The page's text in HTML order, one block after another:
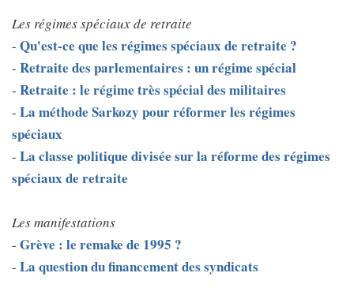
Les régimes spéciaux de retraite
- Qu'est-ce que les régimes spéciaux de retraite ?
- Retraite des parlementaires : un régime spécial
- Retraite : le régime très spécial des militaires
- La méthode Sarkozy pour réformer les régimes
spéciaux
- La classe politique divisée sur la réforme des régimes
spéciaux de retraite
Les manifestations
- Grève : le remake de 1995 ?
- La question du financement des syndicats